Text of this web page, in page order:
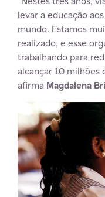
levar a educação
mundo. Estamos
realizado, e esse
trabalhando para
alcançar 10 milhões
afirma Magdalena